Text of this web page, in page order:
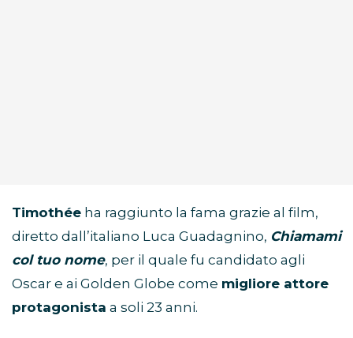
Timothée ha raggiunto la fama grazie al film,
diretto dall’italiano Luca Guadagnino, Chiamami
col tuo nome, per il quale fu candidato agli
Oscar e ai Golden Globe come migliore attore
protagonista a soli 23 anni.